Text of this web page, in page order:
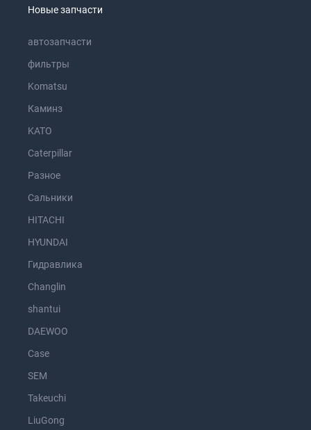
Новые запчасти
автозапчасти
фильтры
Komatsu
Каминз
KATO
Caterpillar
Разное
Сальники
HITACHI
HYUNDAI
Гидравлика
Changlin
shantui
DAEWOO
Case
SEM
Takeuchi
LiuGong